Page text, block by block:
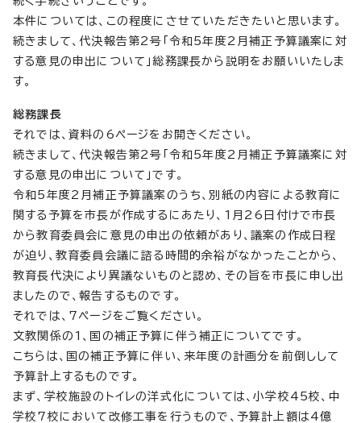
本件については、この程度にさせていただきたいと思います。
続きまして、代決報告第2号「令和5年度2月補正予算議案に対
する意見の申出について」総務課長から説明をお願いいたしま
す。
総務課長
それでは、資料の6ページをお開きください。
続きまして、代決報告第2号「令和5年度2月補正予算議案に対
する意見の申出について」です。
令和5年度2月補正予算議案のうち、別紙の内容による教育に
関する予算を市長が作成するにあたり、1月26日付けで市長
から教育委員会に意見の申出の依頼があり、議案の作成日程
が迫り、教育委員会議に諮る時間的余裕がなかったことから、
教育長代決により異議ないものと認め、その旨を市長に申し出
ましたので、報告するものです。
それでは、7ページをご覧ください。
文教関係の1、国の補正予算に伴う補正についてです。
こちらは、国の補正予算に伴い、来年度の計画分を前倒しして
予算計上するものです。
まず、学校施設のトイレの洋式化については、小学校45校、中
学校7校において改修工事を行うもので、予算計上額は4億